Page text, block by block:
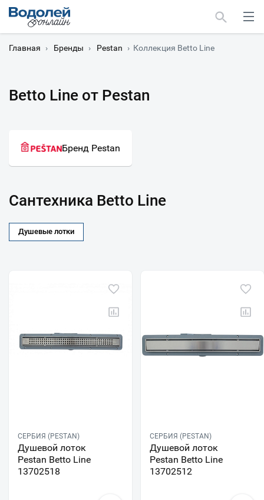
Главная › Бренды › Pestan › Коллекция Betto Line
Betto Line от Pestan
Бренд Pestan
Сантехника Betto Line
Душевые лотки
СЕРБИЯ (PESTAN)
Душевой лоток
Pestan Betto Line
13702518
СЕРБИЯ (PESTAN)
Душевой лоток
Pestan Betto Line
13702512